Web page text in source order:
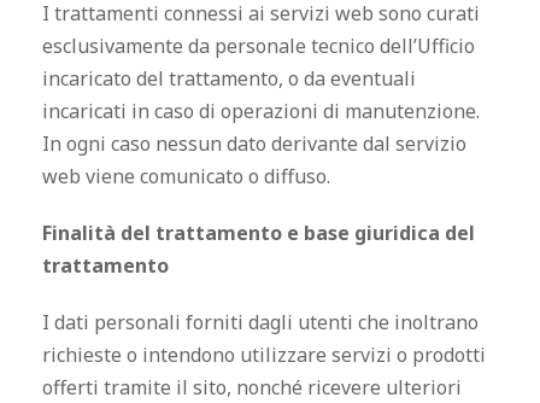
I trattamenti connessi ai servizi web sono curati
esclusivamente da personale tecnico dell’Ufficio
incaricato del trattamento, o da eventuali
incaricati in caso di operazioni di manutenzione.
In ogni caso nessun dato derivante dal servizio
web viene comunicato o diffuso.
Finalità del trattamento e base giuridica del
trattamento
I dati personali forniti dagli utenti che inoltrano
richieste o intendono utilizzare servizi o prodotti
offerti tramite il sito, nonché ricevere ulteriori